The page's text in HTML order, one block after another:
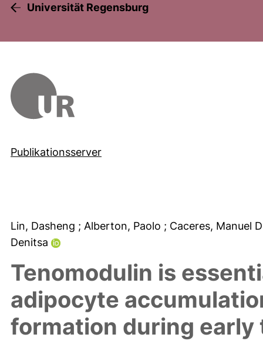
Universität Regensburg
Publikationsserver
Lin, Dasheng ; Alberton, Paolo ; Caceres, Manuel
Denitsa
Tenomodulin is
adipocyte
formation during early